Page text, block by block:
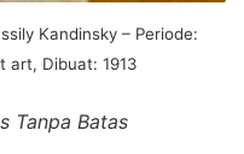
Kandinsky – Periode:
art, Dibuat: 1913
Tanpa Batas